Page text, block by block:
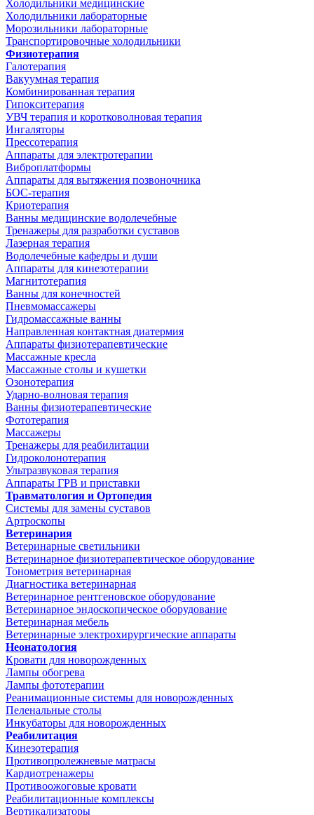
Холодильники медицинские
Холодильники лабораторные
Морозильники лабораторные
Транспортировочные холодильники
Физиотерапия
Галотерапия
Вакуумная терапия
Комбинированная терапия
Гипокситерапия
УВЧ терапия и коротковолновая терапия
Ингаляторы
Прессотерапия
Аппараты для электротерапии
Виброплатформы
Аппараты для вытяжения позвоночника
БОС-терапия
Криотерапия
Ванны медицинские водолечебные
Тренажеры для разработки суставов
Лазерная терапия
Водолечебные кафедры и души
Аппараты для кинезотерапии
Магнитотерапия
Ванны для конечностей
Пневмомассажеры
Гидромассажные ванны
Направленная контактная диатермия
Аппараты физиотерапевтические
Массажные кресла
Массажные столы и кушетки
Озонотерапия
Ударно-волновая терапия
Ванны физиотерапевтические
Фототерапия
Массажеры
Тренажеры для реабилитации
Гидроколонотерапия
Ультразвуковая терапия
Аппараты ГРВ и приставки
Травматология и Ортопедия
Системы для замены суставов
Артроскопы
Ветеринария
Ветеринарные светильники
Ветеринарное физиотерапевтическое оборудование
Тонометрия ветеринарная
Диагностика ветеринарная
Ветеринарное рентгеновское оборудование
Ветеринарное эндоскопическое оборудование
Ветеринарная мебель
Ветеринарные электрохирургические аппараты
Неонатология
Кровати для новорожденных
Лампы обогрева
Лампы фототерапии
Реанимационные системы для новорожденных
Пеленальные столы
Инкубаторы для новорожденных
Реабилитация
Кинезотерапия
Противопролежневые матрасы
Кардиотренажеры
Противоожоговые кровати
Реабилитационные комплексы
Вертикализаторы